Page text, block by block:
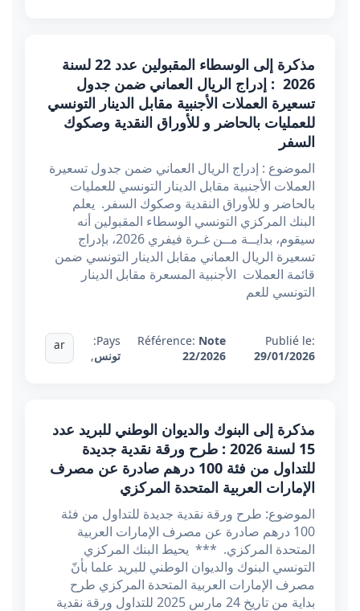
مذكرة إلى الوسطاء المقبولين عدد 22 لسنة
2026 : إدراج الريال العماني ضمن جدول
تسعيرة العملات الأجنبية مقابل الدينار التونسي
للعمليات بالحاضر و للأوراق النقدية وصكوك
السفر
الموضوع : إدراج الريال العماني ضمن جدول تسعيرة
العملات الأجنبية مقابل الدينار التونسي للعمليات
بالحاضر و للأوراق النقدية وصكوك السفر. يعلم
البنك المركزي التونسي الوسطاء المقبولين أنه
سيقوم، بدايــة مــن غـرة فيفري 2026، بإدراج
تسعيرة الريال العماني مقابل الدينار التونسي ضمن
قائمة العملات الأجنبية المسعرة مقابل الدينار
التونسي للعم
Publié le:
29/01/2026
Référence: Note
22/2026
Pays:
تونس,
ar
مذكرة إلى البنوك والديوان الوطني للبريد عدد
15 لسنة 2026 : طرح ورقة نقدية جديدة
للتداول من فئة 100 درهم صادرة عن مصرف
الإمارات العربية المتحدة المركزي
الموضوع: طرح ورقة نقدية جديدة للتداول من فئة
100 درهم صادرة عن مصرف الإمارات العربية
المتحدة المركزي. *** يحيط البنك المركزي
التونسي البنوك والديوان الوطني للبريد علما بأنّ
مصرف الإمارات العربية المتحدة المركزي طرح
بداية من تاريخ 24 مارس 2025 للتداول ورقة نقدية